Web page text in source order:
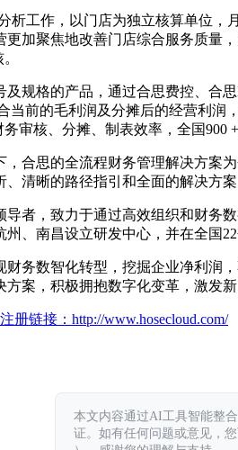
析工作，以门店为独立核算单位
加聚焦地改善门店综合服务质量
规格的产品，通过合思费控、合
当前的毛利润及分摊后的经营利润
审核、分摊、制表效率，全国900
，合思的全流程财务管理解决方
清晰的路径指引和全面的解决方
者，致力于通过高效组织和财务
、南昌设立研发中心，并在全国
务数智化转型，挖掘企业净利润
案，积极拥抱数字化变革，激发新
册链接： http://www.hosecloud.com/
本文内容通过AI工具智能整
证。如有任何问题或意见，